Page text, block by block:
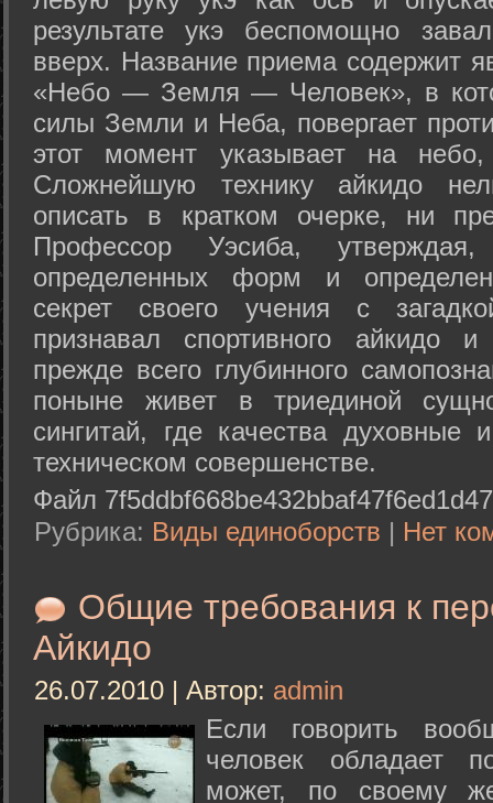
результате укэ беспомощно
вверх. Название приема содержит
«Небо — Земля — Человек», в
силы Земли и Неба, повергает
этот момент указывает на
Сложнейшую технику айкидо
описать в кратком очерке, ни
Профессор Уэсиба,
определенных форм и
секрет своего учения с
признавал спортивного айкидо
прежде всего глубинного
поныне живет в триединой
сингитай, где качества духовные
техническом совершенстве.
Файл
Рубрика: Виды единоборств | Нет
Общие требования к
Айкидо
26.07.2010 | Автор: admin
Если говорить
человек обладает
может, по своему